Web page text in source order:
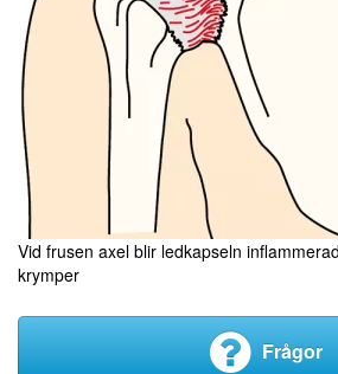
Vid frusen axel blir ledkapseln
krymper
Frågor